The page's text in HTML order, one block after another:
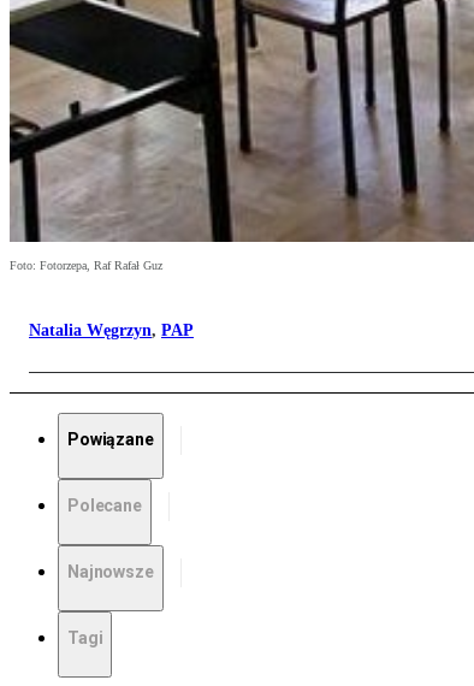
Foto: Fotorzepa, Raf Rafał Guz
Natalia Węgrzyn, PAP
Powiązane
Polecane
Najnowsze
Tagi